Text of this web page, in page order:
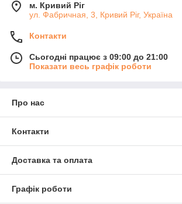
м. Кривий Ріг
ул. Фабричная, 3, Кривий Ріг, Україна
Контакти
Сьогодні працює з 09:00 до 21:00
Показати весь графік роботи
Про нас
Контакти
Доставка та оплата
Графік роботи